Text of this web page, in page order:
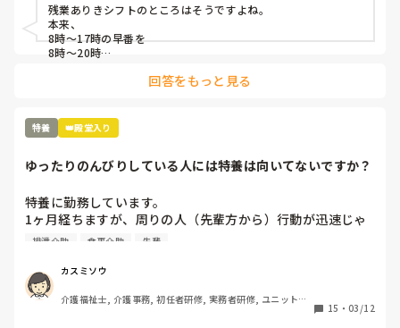
残業ありきシフトのところはそうですよね。
本来、
8時〜17時の早番を
8時〜20時
20時〜9時半や10時…
どうしてこんな発想ができるんでしょうね。
そこも特養ユニット型ですが、ほぼ新規の職員の採用はなく、
残業代が入るから良いという人もいますが、12時間以上の拘束
回答をもっと見る
特養 👑殿堂入り
ゆったりのんびりしている人には特養は向いてないですか？
特養に勤務しています。
1ヶ月経ちますが、周りの人（先輩方から）行動が迅速じゃ
ない、ゆったりしている、のんびりしていると言われます。
ア、入浴の方のバイタル測定、9時までに終わらせて臥床さ
せる。入浴の方はフロアに待機、それが終わったら記録（手
書き）を10時までに終わらせて隣のユニットに行って陰部洗
排泄介助 食事介助 先輩
カスミソウ
介護福祉士, 介護事務, 初任者研修, 実務者研修, ユニット型
15 ・ 03/12